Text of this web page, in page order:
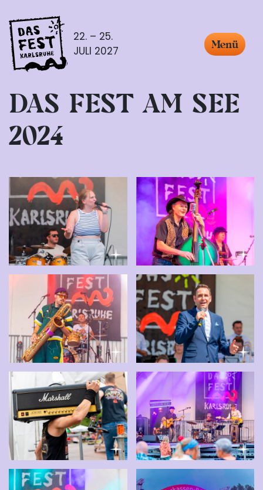
22. – 25.
JULI 2027
Menü
DAS FEST AM SEE
2024